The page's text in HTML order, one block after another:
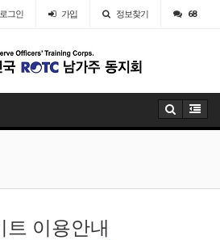
로그인 가입 정보찾기 68
트 이용안내